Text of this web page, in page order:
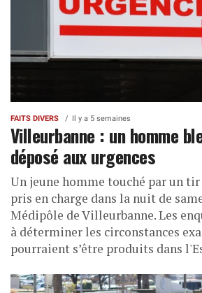
FAITS DIVERS Il y a 5 semaines
Villeurbanne : un homme
déposé aux urgences
Un jeune homme touché par un tir
pris en charge dans la nuit de
Médipôle de Villeurbanne. Les
à déterminer les circonstances
pourraient s’être produits dans